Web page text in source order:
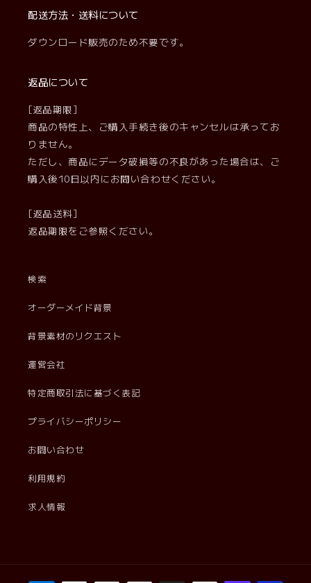
配送方法・送料について
ダウンロード販売のため不要です。
返品について
[返品期限]
商品の特性上、ご購入手続き後のキャンセルは承ってお
りません。
ただし、商品にデータ破損等の不良があった場合は、ご
購入後10日以内にお問い合わせください。
[返品送料]
返品期限をご参照ください。
検索
オーダーメイド背景
背景素材のリクエスト
運営会社
特定商取引法に基づく表記
プライバシーポリシー
お問い合わせ
利用規約
求人情報